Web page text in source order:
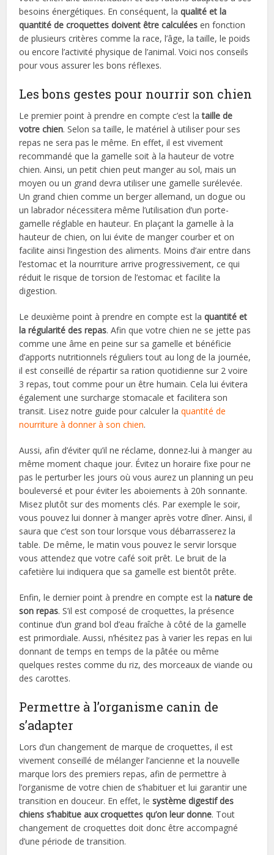
besoins énergétiques. En conséquent, laqualité et la
quantité de croquettes doivent être calculées en fonction
de plusieurs critères comme la race, l’âge, la taille, le poids
ou encore l’activité physique de l’animal. Voici nos conseils
pour vous assurer les bons réflexes.
Les bons gestes pour nourrir son chien
Le premier point à prendre en compte c’est lataille de
votre chien. Selon sa taille, le matériel à utiliser pour ses
repas ne sera pas le même. En effet, il est vivement
recommandé que la gamelle soit à la hauteur de votre
chien. Ainsi, un petit chien peut manger au sol, mais un
moyen ou un grand devra utiliser une gamelle surélevée.
Un grand chien comme un berger allemand, un dogue ou
un labrador nécessitera même l’utilisation d’un porte-
gamelle réglable en hauteur. En plaçant la gamelle à la
hauteur de chien, on lui évite de manger courber et on
facilite ainsi l’ingestion des aliments. Moins d’air entre dans
l’estomac et la nourriture arrive progressivement, ce qui
réduit le risque de torsion de l’estomac et facilite la
digestion.
Le deuxième point à prendre en compte est laquantité et
la régularité des repas. Afin que votre chien ne se jette pas
comme une âme en peine sur sa gamelle et bénéficie
d’apports nutritionnels réguliers tout au long de la journée,
il est conseillé de répartir sa ration quotidienne sur 2 voire
3 repas, tout comme pour un être humain. Cela lui évitera
également une surcharge stomacale et facilitera son
transit. Lisez notre guide pour calculer laquantité de
nourriture à donner à son chien.
Aussi, afin d’éviter qu’il ne réclame, donnez-lui à manger au
même moment chaque jour. Évitez un horaire fixe pour ne
pas le perturber les jours où vous aurez un planning un peu
bouleversé et pour éviter les aboiements à 20h sonnante.
Misez plutôt sur des moments clés. Par exemple le soir,
vous pouvez lui donner à manger après votre dîner. Ainsi, il
saura que c’est son tour lorsque vous débarrasserez la
table. De même, le matin vous pouvez le servir lorsque
vous attendez que votre café soit prêt. Le bruit de la
cafetière lui indiquera que sa gamelle est bientôt prête.
Enfin, le dernier point à prendre en compte est lanature de
son repas. S’il est composé de croquettes, la présence
continue d’un grand bol d’eau fraîche à côté de la gamelle
est primordiale. Aussi, n’hésitez pas à varier les repas en lui
donnant de temps en temps de la pâtée ou même
quelques restes comme du riz, des morceaux de viande ou
des carottes.
Permettre à l’organisme canin de
s’adapter
Lors d’un changement de marque de croquettes, il est
vivement conseillé de mélanger l’ancienne et la nouvelle
marque lors des premiers repas, afin de permettre à
l’organisme de votre chien de s’habituer et lui garantir une
transition en douceur. En effet, lesystème digestif des
chiens s’habitue aux croquettes qu’on leur donne. Tout
changement de croquettes doit donc être accompagné
d’une période de transition.